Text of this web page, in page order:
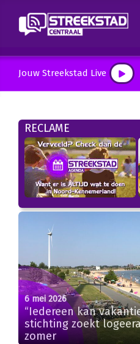
Jouw Streekstad Live
RECLAME
6 mei 2026
“Iedereen kan
stichting zoekt
zomer